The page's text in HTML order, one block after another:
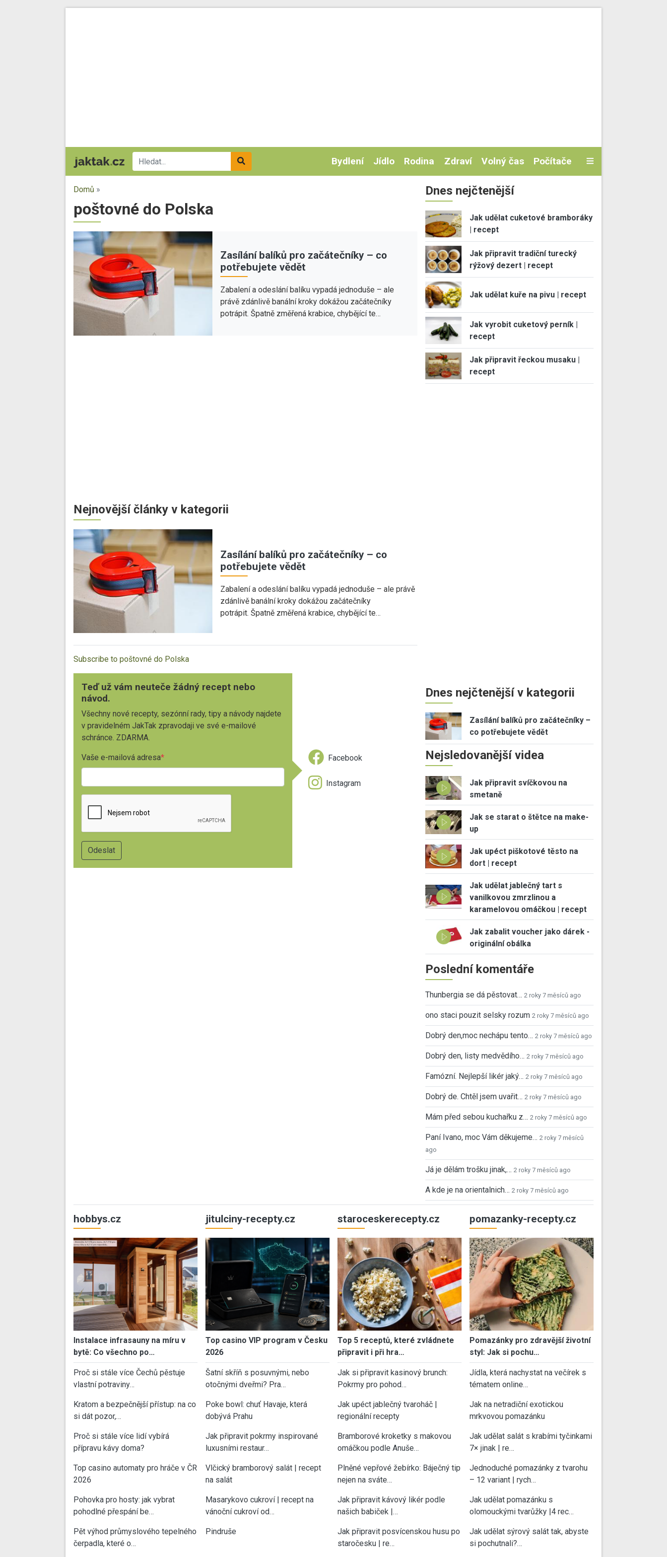
Bydlení Jídlo Rodina Zdraví Volný čas Počítače
Domů »
poštovné do Polska
Zasílání balíků pro začátečníky – co
potřebujete vědět
Zabalení a odeslání balíku vypadá jednoduše – ale
právě zdánlivě banální kroky dokážou začátečníky
potrápit. Špatně změřená krabice, chybějící te…
Nejnovější články v kategorii
Zasílání balíků pro začátečníky – co
potřebujete vědět
Zabalení a odeslání balíku vypadá jednoduše – ale právě
zdánlivě banální kroky dokážou začátečníky
potrápit. Špatně změřená krabice, chybějící te…
Subscribe to poštovné do Polska
Teď už vám neuteče žádný recept nebo
návod.
Všechny nové recepty, sezónní rady, tipy a návody najdete
v pravidelném JakTak zpravodaji ve své e-mailové
schránce. ZDARMA.
Vaše e-mailová adresa Facebook
Instagram
Dnes nejčtenější
Jak udělat cuketové bramboráky
| recept
Jak připravit tradiční turecký
rýžový dezert | recept
Jak udělat kuře na pivu | recept
Jak vyrobit cuketový perník |
recept
Jak připravit řeckou musaku |
recept
Dnes nejčtenější v kategorii
Zasílání balíků pro začátečníky –
co potřebujete vědět
Nejsledovanější videa
Jak připravit svíčkovou na
smetaně
Jak se starat o štětce na make-
up
Jak upéct piškotové těsto na
dort | recept
Jak udělat jablečný tart s
vanilkovou zmrzlinou a
karamelovou omáčkou | recept
Jak zabalit voucher jako dárek -
originální obálka
Poslední komentáře
Thunbergia se dá pěstovat… 2 roky 7 měsíců ago
ono staci pouzit selsky rozum 2 roky 7 měsíců ago
Dobrý den,moc nechápu tento… 2 roky 7 měsíců ago
Dobrý den, listy medvědího… 2 roky 7 měsíců ago
Famózní. Nejlepší likér jaký… 2 roky 7 měsíců ago
Dobrý de. Chtěl jsem uvařit… 2 roky 7 měsíců ago
Mám před sebou kuchařku z… 2 roky 7 měsíců ago
Paní Ivano, moc Vám děkujeme… 2 roky 7 měsíců
ago
Já je dělám trošku jinak,… 2 roky 7 měsíců ago
A kde je na orientalnich… 2 roky 7 měsíců ago
hobbys.cz
Instalace infrasauny na míru v
bytě: Co všechno po…
Proč si stále více Čechů pěstuje
vlastní potraviny…
Kratom a bezpečnější přístup: na co
si dát pozor,…
Proč si stále více lidí vybírá
přípravu kávy doma?
Top casino automaty pro hráče v ČR
2026
Pohovka pro hosty: jak vybrat
pohodlné přespání be…
Pět výhod průmyslového tepelného
čerpadla, které o…
jitulciny-recepty.cz
Top casino VIP program v Česku
2026
Šatní skříň s posuvnými, nebo
otočnými dveřmi? Pra…
Poke bowl: chuť Havaje, která
dobývá Prahu
Jak připravit pokrmy inspirované
luxusními restaur…
Vlčický bramborový salát | recept
na salát
Masarykovo cukroví | recept na
vánoční cukroví od…
Pindruše
staroceskerecepty.cz
Top 5 receptů, které zvládnete
připravit i při hra…
Jak si připravit kasinový brunch:
Pokrmy pro pohod…
Jak upéct jablečný tvaroháč |
regionální recepty
Bramborové kroketky s makovou
omáčkou podle Anuše…
Plněné vepřové žebírko: Báječný tip
nejen na sváte…
Jak připravit kávový likér podle
našich babiček |…
Jak připravit posvícenskou husu po
staročesku | re…
pomazanky-recepty.cz
Pomazánky pro zdravější životní
styl: Jak si pochu…
Jídla, která nachystat na večírek s
tématem online…
Jak na netradiční exotickou
mrkvovou pomazánku
Jak udělat salát s krabími tyčinkami
7× jinak | re…
Jednoduché pomazánky z tvarohu
– 12 variant | rych…
Jak udělat pomazánku s
olomouckými tvarůžky |4 rec…
Jak udělat sýrový salát tak, abyste
si pochutnali?…